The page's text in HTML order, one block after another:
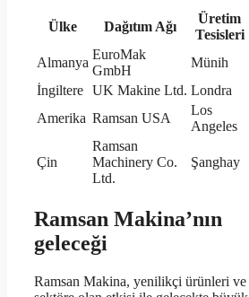
Ülke Dağıtım Ağı
Üretim
Tesisleri
Almanya
EuroMak
GmbH
Münih
İngiltere UK Makine Ltd. Londra
Amerika Ramsan USA
Los
Angeles
Çin
Ramsan
Machinery Co.
Ltd.
Şanghay
Ramsan Makina’nın
geleceği
Ramsan Makina, yenilikçi ürünleri ve